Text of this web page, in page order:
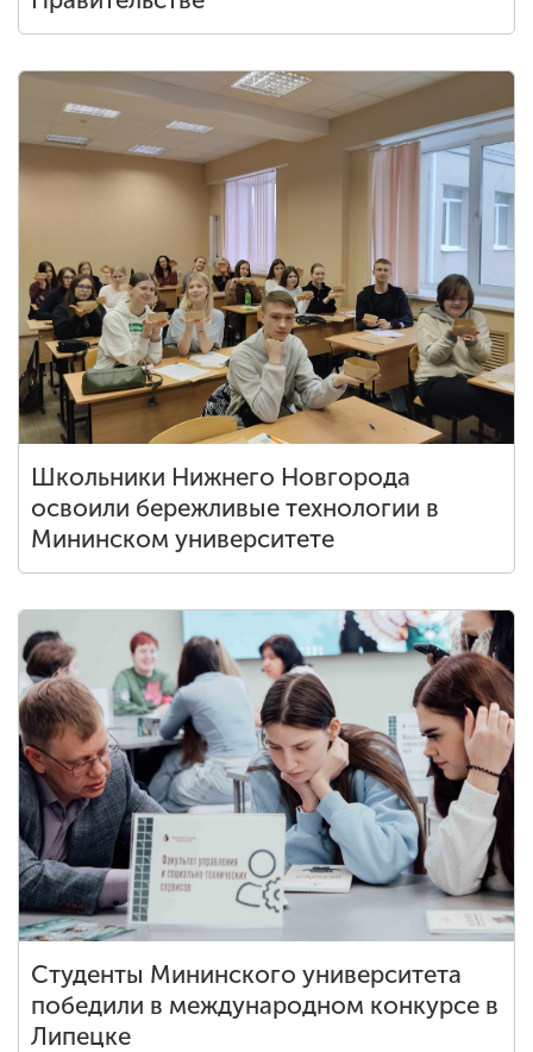
Школьники Нижнего Новгорода
освоили бережливые технологии в
Мининском университете
Студенты Мининского университета
победили в международном конкурсе в
Липецке